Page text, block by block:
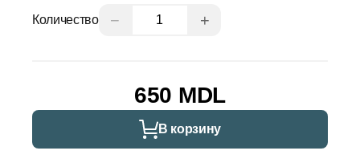
Количество − +
650 MDL
В корзину